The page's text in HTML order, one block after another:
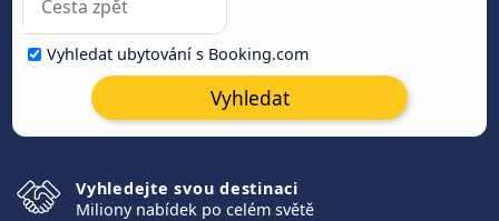
Vyhledat ubytování s Booking.com
Vyhledat
Vyhledejte svou destinaci
Miliony nabídek po celém světě